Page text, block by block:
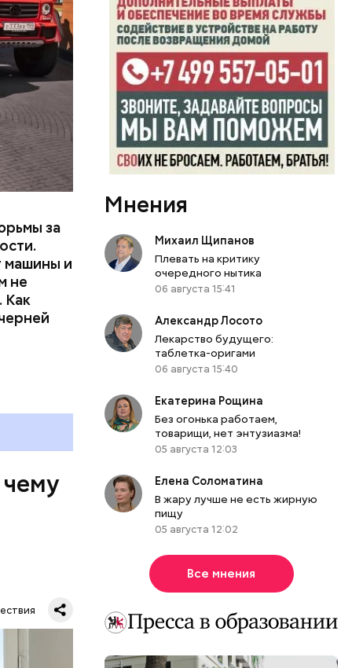
за
машины и
не
Как
сын
Мнения
Михаил Щипанов
Плевать на критику
очередного нытика
06 августа 15:41
Александр Лосото
Лекарство будущего:
таблетка-оригами
06 августа 15:40
Екатерина Рощина
Без огонька работаем,
товарищи, нет энтузиазма!
05 августа 12:03
Елена Соломатина
В жару лучше не есть жирную
пищу
05 августа 12:02
Все мнения